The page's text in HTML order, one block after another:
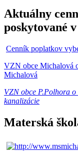
Aktuálny
poskytované
Cenník poplatkov
VZN obce Michalová
Michalová
VZN obce P.Polhora
kanalizácie
Materská